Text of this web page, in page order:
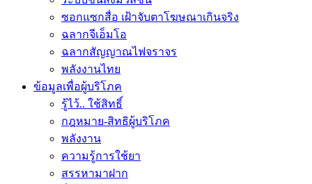
ซอกแซกสื่อ เฝ้าจับตาโฆษณาเกินจริง
ฉลากจีเอ็มโอ
ฉลากสัญญาณไฟจราจร
พลังงานไทย
ข้อมูลเพื่อผู้บริโภค
รู้ไว้.. ใช้สิทธิ์
กฎหมาย-สิทธิผู้บริโภค
พลังงาน
ความรู้การใช้ยา
สรรหามาฝาก